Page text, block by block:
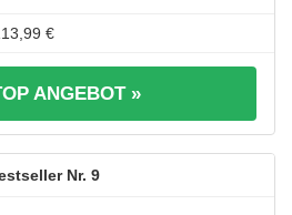
€
ANGEBOT »
9